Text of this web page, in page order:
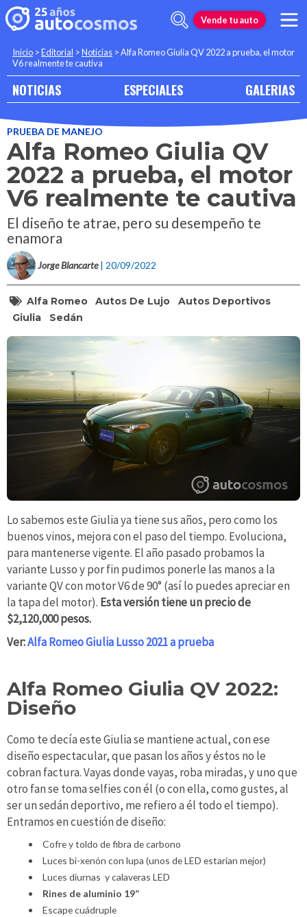
Vende tu auto
Inicio >Editorial >Noticias >Alfa Romeo Giulia QV 2022 a prueba, el motor
V6 realmente te cautiva
NOTICIAS ESPECIALES GALERIAS
PRUEBA DE MANEJO
Alfa Romeo Giulia QV
2022 a prueba, el motor
V6 realmente te cautiva
El diseño te atrae, pero su desempeño te
enamora
Jorge Blancarte | 20/09/2022
Alfa Romeo Autos De Lujo
Autos Deportivos
Giulia
Sedán
Lo sabemos este Giulia ya tiene sus años, pero como los
buenos vinos, mejora con el paso del tiempo. Evoluciona,
para mantenerse vigente. El año pasado probamos la
variante Lusso y por fin pudimos ponerle las manos a la
variante QV con motor V6 de 90° (así lo puedes apreciar en
la tapa del motor). Esta versión tiene un precio de
$2,120,000 pesos.
Ver:Alfa Romeo Giulia Lusso 2021 a prueba
Alfa Romeo Giulia QV 2022:
Diseño
Como te decía este Giulia se mantiene actual, con ese
diseño espectacular, que pasan los años y éstos no le
cobran factura. Vayas donde vayas, roba miradas, y uno que
otro fan se toma selfies con él (o con ella, como gustes, al
ser un sedán deportivo, me refiero a él todo el tiempo).
Entramos en cuestión de diseño:
Cofre y toldo de fibra de carbono
Luces bi-xenón con lupa (unos de LED estarían mejor)
Luces diurnas y calaveras LED
Rines de aluminio 19”
Escape cuádruple